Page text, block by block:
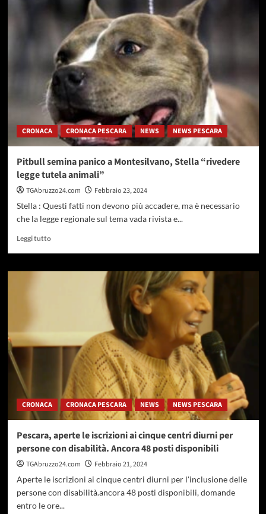
il
ministro
Paolo
Zangrillo
in
visita
a
Palazzo
città
CRONACA CRONACA PESCARA NEWS NEWS PESCARA
Pitbull semina panico a Montesilvano, Stella “rivedere
legge tutela animali”
TGAbruzzo24.com
Febbraio 23, 2024
Stella : Questi fatti non devono più accadere, ma è necessario
che la legge regionale sul tema vada rivista e...
Leggi tuttoLeggi
su
“rivedere
animali”
CRONACA CRONACA PESCARA NEWS NEWS PESCARA
Pescara, aperte le iscrizioni ai cinque centri diurni per
persone con disabilità. Ancora 48 posti disponibili
TGAbruzzo24.com
Febbraio 21, 2024
Aperte le iscrizioni ai cinque centri diurni per l'inclusione delle
persone con disabilità.ancora 48 posti disponibili, domande
entro le ore...